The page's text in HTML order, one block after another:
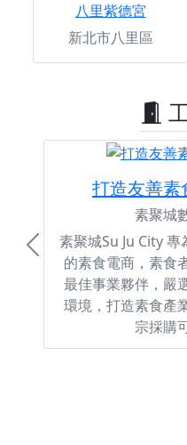
八里紫德宮
新北市八里區
打造友善素
素聚城
素聚城Su Ju City
的素食電商，素食
最佳事業夥伴，嚴
環境，打造素食產
宗採購
Previous